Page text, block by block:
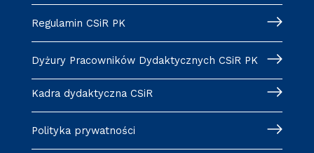
Regulamin CSiR PK
Dyżury Pracowników Dydaktycznych CSiR PK
Kadra dydaktyczna CSiR
Polityka prywatności